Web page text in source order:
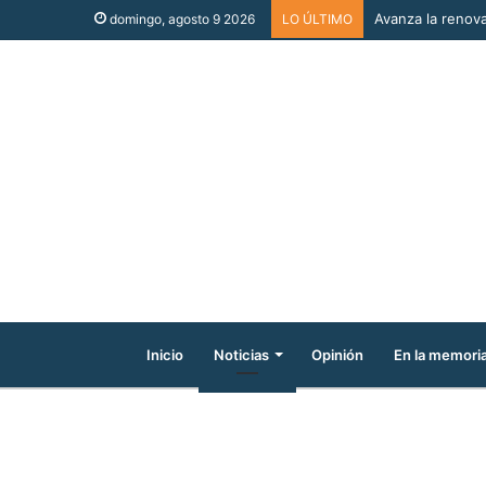
domingo, agosto 9 2026 LO ÚLTIMO Avanza la
Inicio Noticias Opinión En la